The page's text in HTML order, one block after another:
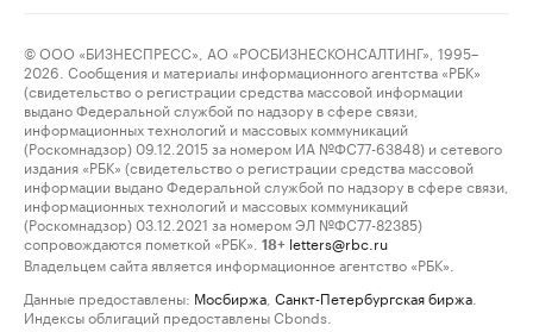
© ООО «БИЗНЕСПРЕСС», АО «РОСБИЗНЕСКОНСАЛТИНГ», 1995–
2026. Сообщения и материалы информационного агентства «РБК»
(свидетельство о регистрации средства массовой информации
выдано Федеральной службой по надзору в сфере связи,
информационных технологий и массовых коммуникаций
(Роскомнадзор) 09.12.2015 за номером ИА №ФС77-63848) и сетевого
издания «РБК» (свидетельство о регистрации средства массовой
информации выдано Федеральной службой по надзору в сфере связи,
информационных технологий и массовых коммуникаций
(Роскомнадзор) 03.12.2021 за номером ЭЛ №ФС77-82385)
сопровождаются пометкой «РБК».
18+ letters@rbc.ru
Владельцем сайта является информационное агентство «РБК».
Данные предоставлены: Мосбиржа Санкт-Петербургская биржа
Индексы облигаций предоставлены Cbonds.